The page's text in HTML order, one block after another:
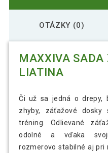
OTÁZKY (0)
MAXXIVA SADA
LIATINA
Či už sa jedná o drepy,
zhyby, záťažové
tréning. Odlievané
odolné a vďaka
rozmerovo stabilné aj pri